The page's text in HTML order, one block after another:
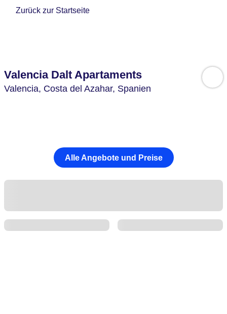
Zurück zur Startseite
Valencia Dalt Apartaments
Valencia, Costa del Azahar, Spanien
Alle Angebote und Preise